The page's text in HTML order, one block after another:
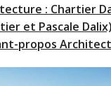
: Chartier
et Pascale
propos